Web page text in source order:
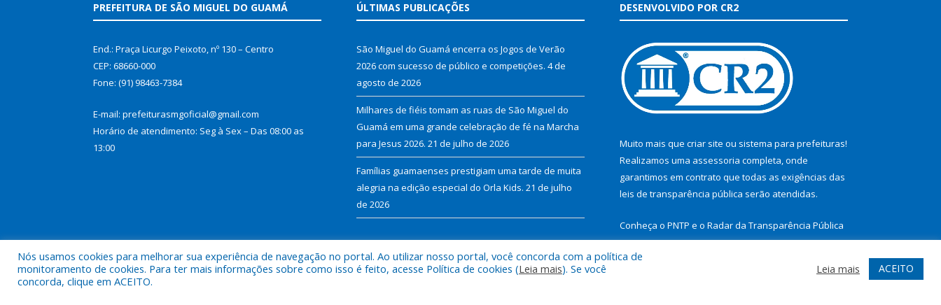
PREFEITURA DE SÃO MIGUEL DO GUAMÁ
End.: Praça Licurgo Peixoto, nº 130 – Centro
CEP: 68660-000
Fone: (91) 98463-7384
E-mail: prefeiturasmgoficial@gmail.com
Horário de atendimento: Seg à Sex – Das 08:00 as
13:00
ÚLTIMAS PUBLICAÇÕES
São Miguel do Guamá encerra os Jogos de Verão
2026 com sucesso de público e competições. 4 de
agosto de 2026
Milhares de fiéis tomam as ruas de São Miguel do
Guamá em uma grande celebração de fé na Marcha
para Jesus 2026. 21 de julho de 2026
Famílias guamaenses prestigiam uma tarde de muita
alegria na edição especial do Orla Kids. 21 de julho
de 2026
DESENVOLVIDO POR CR2
Muito mais que criar site ou sistema para prefeituras!
Realizamos uma assessoria completa, onde
garantimos em contrato que todas as exigências das
leis de transparência pública serão atendidas.
Conheça o PNTP e o Radar da Transparência Pública
Nós usamos cookies para melhorar sua experiência de navegação no portal. Ao utilizar nosso portal, você concorda com a política de
monitoramento de cookies. Para ter mais informações sobre como isso é feito, acesse Política de cookies (Leia mais). Se você
concorda, clique em ACEITO.
Leia mais ACEITO